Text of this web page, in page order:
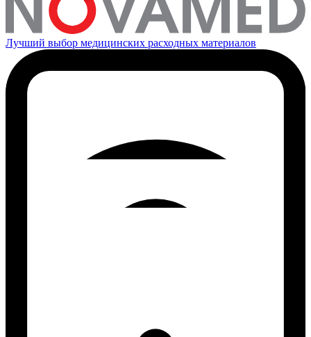
Лучший выбор медицинских расходных материалов